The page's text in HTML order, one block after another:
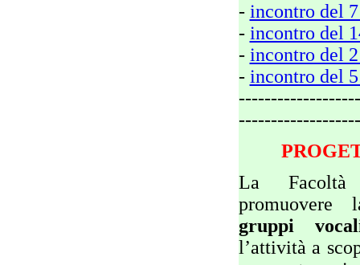
- incontro del
- incontro del
- incontro del
- incontro del
La
gruppi
l’attività a